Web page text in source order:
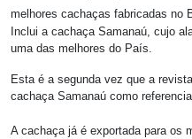
melhores cachaças fabricadas no
Inclui a cachaça Samanaú, cujo
uma das melhores do País.
Esta é a segunda vez que a
cachaça Samanaú como
A cachaça já é exportada para os